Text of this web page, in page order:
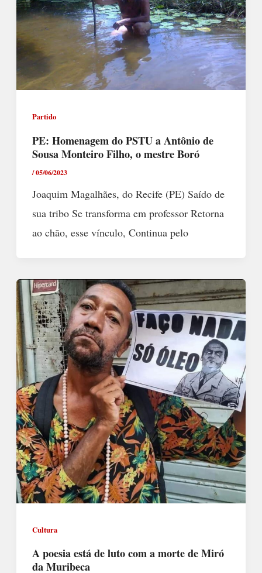
Partido
PE: Homenagem do PSTU a Antônio de
Sousa Monteiro Filho, o mestre Boró
/05/06/2023
Joaquim Magalhães, do Recife (PE) Saído de
sua tribo Se transforma em professor Retorna
ao chão, esse vínculo, Continua pelo
Cultura
A poesia está de luto com a morte de Miró
da Muribeca